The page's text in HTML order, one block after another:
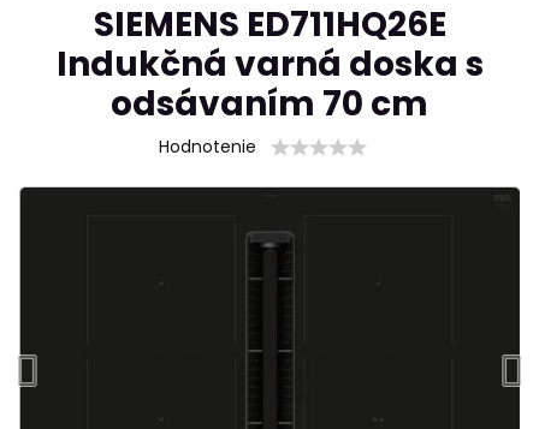
SIEMENS ED711HQ26E
Indukčná varná doska s
odsávaním 70 cm
Hodnotenie